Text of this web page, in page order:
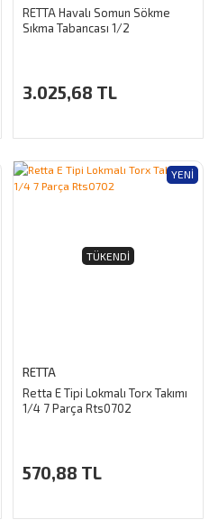
RETTA Havalı Somun Sökme
Sıkma Tabancası 1/2
3.025,68 TL
YENI
TÜKENDI
RETTA
Retta E Tipi Lokmalı Torx Takımı
1/4 7 Parça Rts0702
570,88 TL